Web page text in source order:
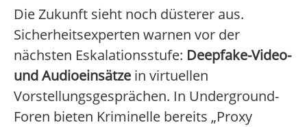
Die Zukunft sieht noch düsterer aus.
Sicherheitsexperten warnen vor der
nächsten Eskalationsstufe: Deepfake-Video-
und Audioeinsätze in virtuellen
Vorstellungsgesprächen. In Underground-
Foren bieten Kriminelle bereits „Proxy